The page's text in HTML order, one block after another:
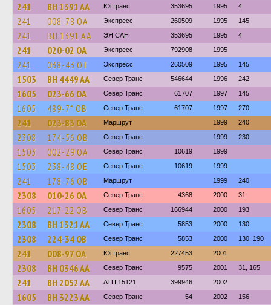
241 BH 1391 AA Югтранс 353695 1995 4
241 008-78 ОА Экспресс 260509 1995 145
241 BH 1391 AA ЭЯ САН 353695 1995 4
241 020-02 ОА Экспресс 792908 1995
241 038-43 ОТ Экспресс 260509 1995 145
1503 BH 4449 AA Север Транс 546644 1996 242
1605 023-66 ОА Север Транс 61707 1997 145
1605 489-7* ОВ Север Транс 61707 1997 270
241 023-83 ОА Маршрут 1999 240
2308 174-56 ОВ Север Транс 1999 230
1503 002-29 ОА Север Транс 10619 1999
1503 238-48 ОЕ Север Транс 10619 1999
241 178-76 ОВ Маршрут 1999 240
2308 010-26 ОА Север Транс 4368 2000 31
1605 217-22 ОВ Север Транс 166944 2000 193
2308 BH 1321 AA Север Транс 5853 2000 130
2308 224-34 ОВ Север Транс 5853 2000 130, 190
241 008-97 ОА Югтранс 227453 2001
2308 BH 0346 AA Север Транс 9575 2001 31, 165
241 BH 2052 AA АТП 15121 399946 2002
1605 BH 3223 AA Север Транс 54 2002 156